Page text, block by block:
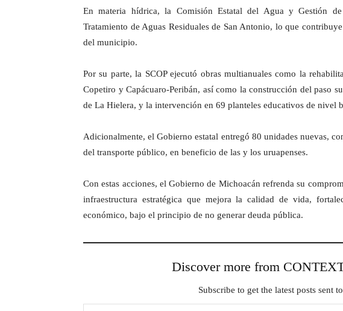
En materia hídrica, la Comisión Estatal del Agua y Gestión
Tratamiento de Aguas Residuales de San Antonio, lo que
del municipio.
Por su parte, la SCOP ejecutó obras multianuales como la
Copetiro y Capácuaro-Peribán, así como la construcción del paso
de La Hielera, y la intervención en 69 planteles educativos de nivel
Adicionalmente, el Gobierno estatal entregó 80 unidades nuevas,
del transporte público, en beneficio de las y los uruapenses.
Con estas acciones, el Gobierno de Michoacán refrenda su
infraestructura estratégica que mejora la calidad de vida,
económico, bajo el principio de no generar deuda pública.
Discover more from
Subscribe to get the latest posts sent
Type your email…